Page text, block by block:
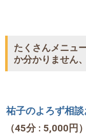
たくさんメニュ
か分かりません
祐子のよろず相
（45分 : 5,000円）